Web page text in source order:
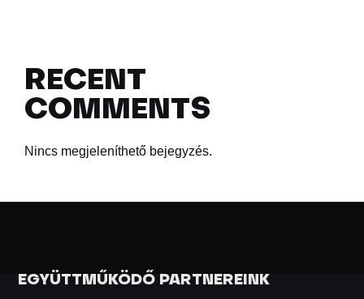
RECENT
COMMENTS
Nincs megjeleníthető bejegyzés.
EGYÜTTMŰKÖDŐ PARTNEREINK